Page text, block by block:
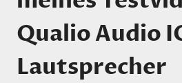
Qualio Audio
Lautsprecher